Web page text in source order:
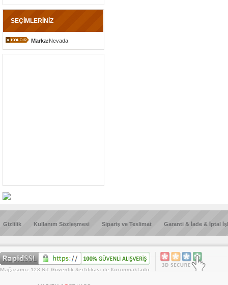
SEÇİMLERİNİZ
Marka:Nevada
Gizlilik Kullanım Sözleşmesi Sipariş ve Teslimat Garanti & İade & İptal